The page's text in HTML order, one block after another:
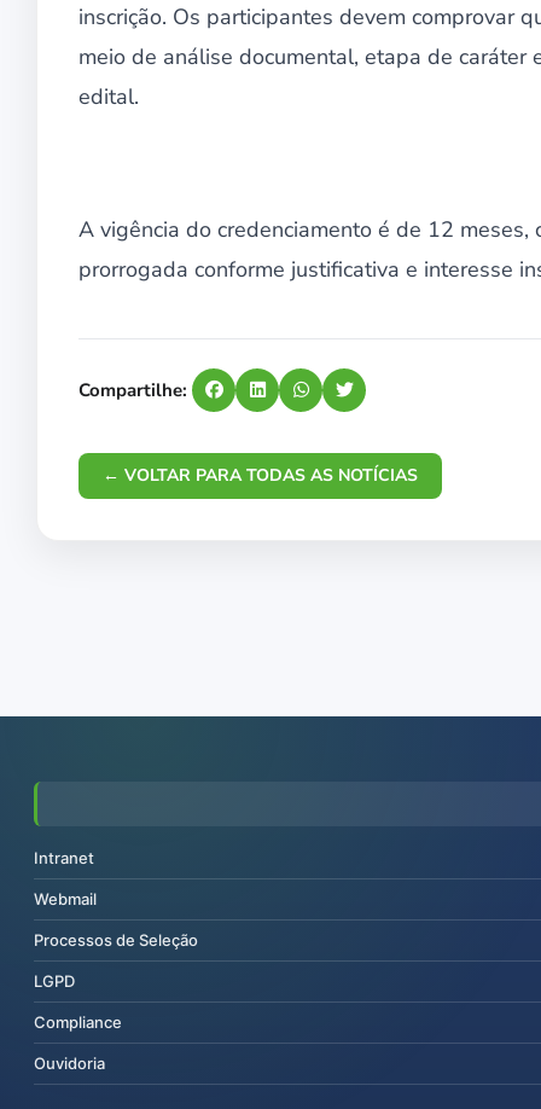
inscrição. Os participantes devem comprovar
meio de análise documental, etapa de
edital.
A vigência do credenciamento é de 12
prorrogada conforme justificativa e interesse
Compartilhe:
← VOLTAR PARA TODAS AS NOTÍCIAS
Intranet
Webmail
Processos de Seleção
LGPD
Compliance
Ouvidoria